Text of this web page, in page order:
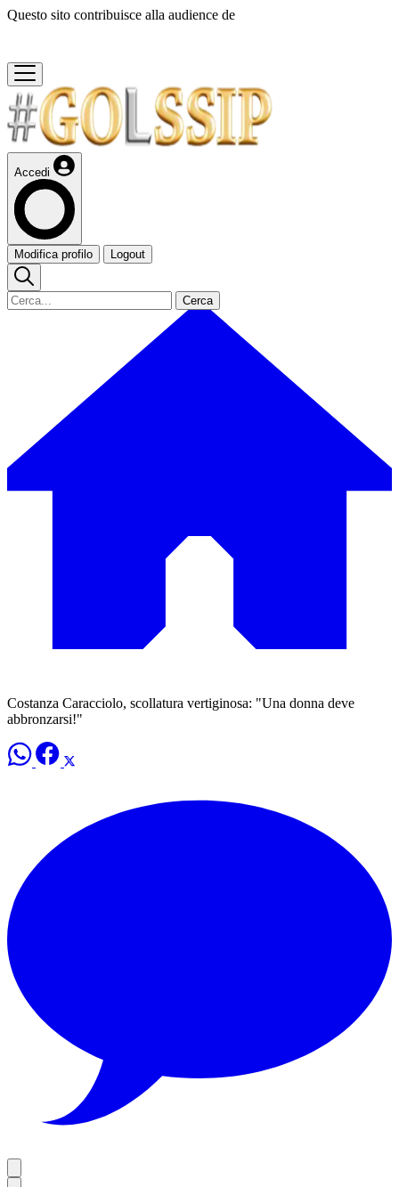
Questo sito contribuisce alla audience de
Accedi
Modifica profilo Logout
Cerca
Costanza Caracciolo, scollatura vertiginosa: "Una donna deve
abbronzarsi!"